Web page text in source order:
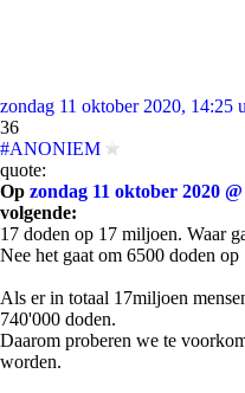
zondag 11 oktober 2020, 14:25
36
#ANONIEM
quote:
Op zondag 11 oktober 2020
volgende:
17 doden op 17 miljoen. Waar
Nee het gaat om 6500 doden op
Als er in totaal 17miljoen
740'000 doden.
Daarom proberen we te
worden.